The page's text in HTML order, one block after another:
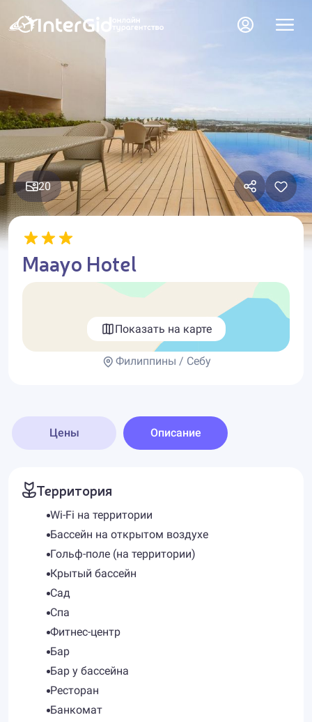
20
Maayo Hotel
Показать на карте
Филиппины / Себу
Цены Описание
Территория
Wi-Fi на территории
Бассейн на открытом воздухе
Гольф-поле (на территории)
Крытый бассейн
Сад
Спа
Фитнес-центр
Бар
Бар у бассейна
Ресторан
Банкомат